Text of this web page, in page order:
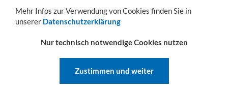
SCHLITZPLATTE 450X2000 MM
(BREITES FORMAT) RAL 7035
4202.00.2013
Mehr Infos zur Verwendung von Cookies finden Sie in
unserer Datenschutzerklärung
Nur technisch notwendige Cookies nutzen
Zustimmen und weiter